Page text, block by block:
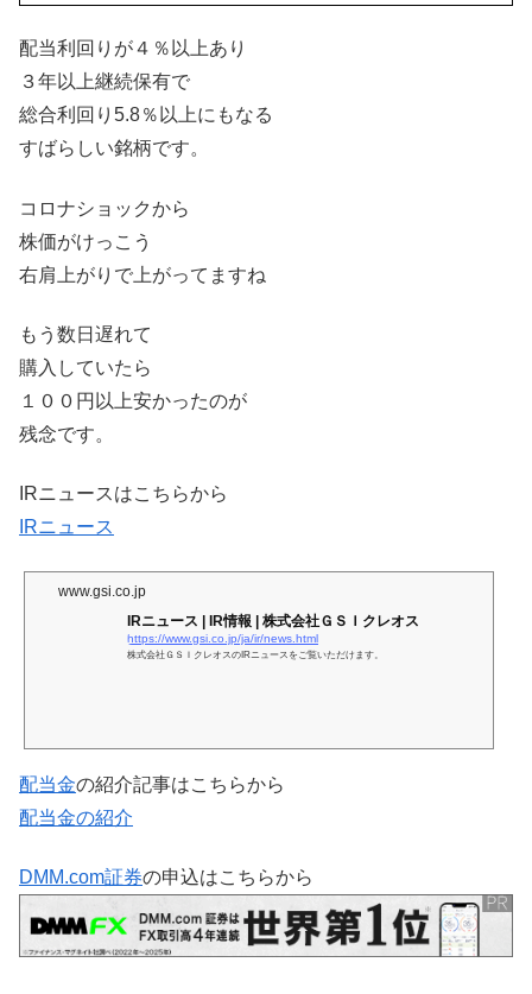
配当利回りが４％以上あり
３年以上継続保有で
総合利回り5.8％以上にもなる
すばらしい銘柄です。
コロナショックから
株価がけっこう
右肩上がりで上がってますね
もう数日遅れて
購入していたら
１００円以上安かったのが
残念です。
IRニュースはこちらから
IRニュース
www.gsi.co.jp
IRニュース | IR情報 | 株式会社ＧＳＩクレオス
https://www.gsi.co.jp/ja/ir/news.html
株式会社ＧＳＩクレオスのIRニュースをご覧いただけます。
配当金の紹介記事はこちらから
配当金の紹介
DMM.com証券の申込はこちらから